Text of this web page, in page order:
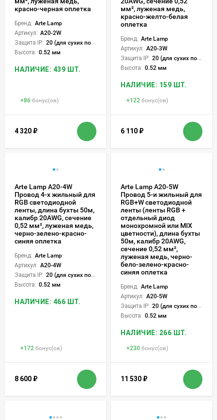
красно-черная оплетка
Бренд: Arte Lamp
Артикул: A20-2W
Защита IP: 20 (для сухих пом.)
Высота: 0.52 мм
НАЛИЧИЕ: 439 ШТ.
+86 бонус(ов)
4 320 ₽
мм², луженая медь,
красно-желто-белая
оплетка
Бренд: Arte Lamp
Артикул: A20-3W
Защита IP: 20 (для сухих пом.)
Высота: 0.52 мм
НАЛИЧИЕ: 159 ШТ.
+122 бонус(ов)
6 110 ₽
Arte Lamp A20-4W
Провод 4-х жильный для
RGB светодиодной
ленты, длина бухты 50м,
калибр 20AWG, сечение
0,52 мм², луженая медь,
черно-зелено-красно-
синяя оплетка
Бренд: Arte Lamp
Артикул: A20-4W
Защита IP: 20 (для сухих пом.)
Высота: 0.52 мм
НАЛИЧИЕ: 466 ШТ.
+172 бонус(ов)
8 600 ₽
Arte Lamp A20-5W
Провод 5-и жильный для
RGB+W светодиодной
ленты (ленты RGB +
отдельный диод
монохромной или MIX
цветности), длина бухты
50м, калибр 20AWG,
сечение 0,52 мм²,
луженая медь, черно-
бело-зелено-красно-
синяя оплетка
Бренд: Arte Lamp
Артикул: A20-5W
Защита IP: 20 (для сухих пом.)
Высота: 0.52 мм
НАЛИЧИЕ: 266 ШТ.
+230 бонус(ов)
11 530 ₽